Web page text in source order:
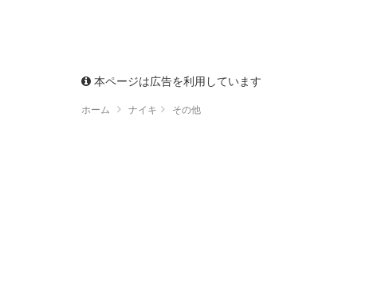
本ページは広告を利用しています
ホーム ナイキ その他